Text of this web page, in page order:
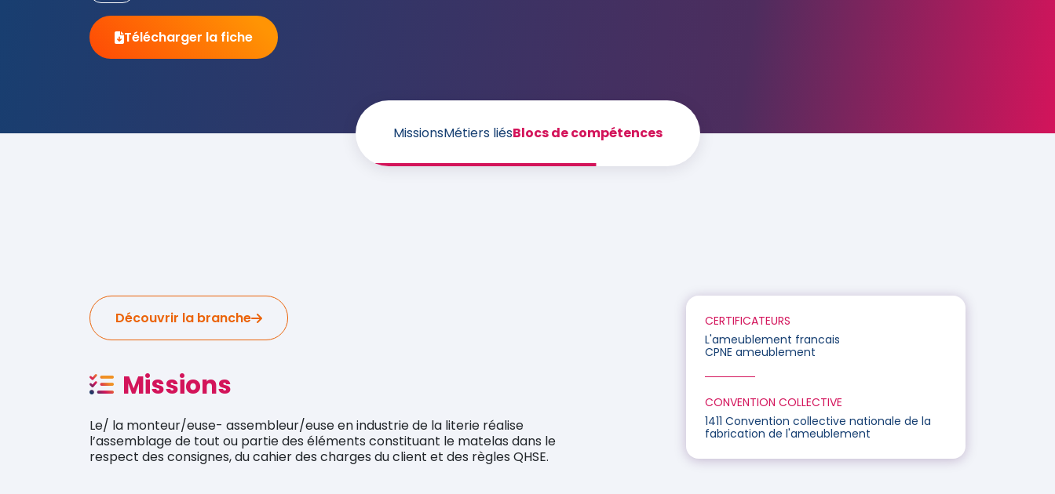
Télécharger la fiche
MissionsMétiers liésBlocs de compétences
Découvrir la branche
Missions
Le/ la monteur/euse- assembleur/euse en industrie de la literie réalise
l’assemblage de tout ou partie des éléments constituant le matelas dans le
respect des consignes, du cahier des charges du client et des règles QHSE.
CERTIFICATEURS
L'ameublement francais
CPNE ameublement
CONVENTION COLLECTIVE
1411 Convention collective nationale de la
fabrication de l'ameublement